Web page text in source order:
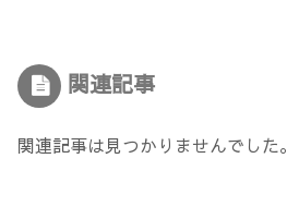
関連記事
関連記事は見つかりませんでした。